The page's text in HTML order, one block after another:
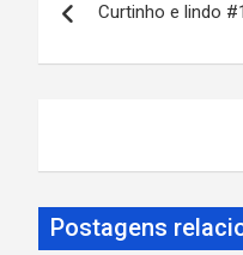
g
a
Curtinho e lindo
Postagens